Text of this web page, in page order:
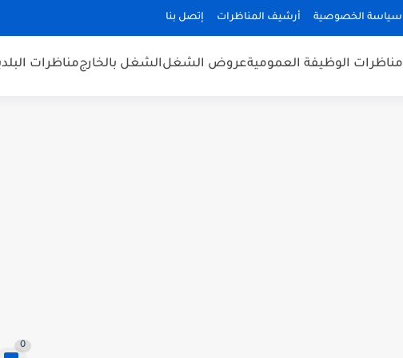
سياسة الخصوصية أرشيف المناظرات إتصل بنا
مناظرات الوظيفة العموميةعروض الشغلالشغل بالخارجمناظرات
0